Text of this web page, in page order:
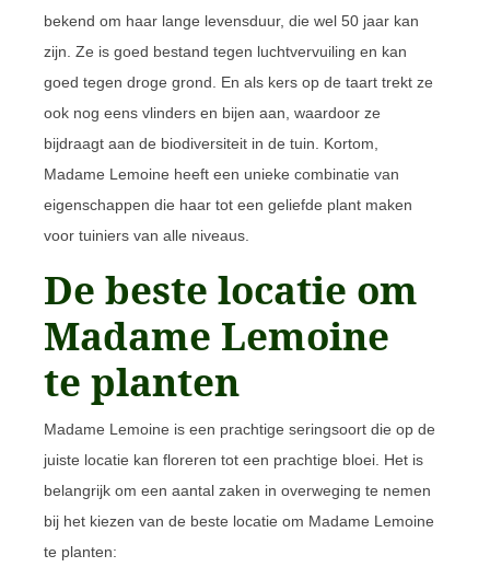
bekend om haar lange levensduur, die wel 50 jaar kan
zijn. Ze is goed bestand tegen luchtvervuiling en kan
goed tegen droge grond. En als kers op de taart trekt ze
ook nog eens vlinders en bijen aan, waardoor ze
bijdraagt aan de biodiversiteit in de tuin. Kortom,
Madame Lemoine heeft een unieke combinatie van
eigenschappen die haar tot een geliefde plant maken
voor tuiniers van alle niveaus.
De beste locatie om
Madame Lemoine
te planten
Madame Lemoine is een prachtige seringsoort die op de
juiste locatie kan floreren tot een prachtige bloei. Het is
belangrijk om een aantal zaken in overweging te nemen
bij het kiezen van de beste locatie om Madame Lemoine
te planten: